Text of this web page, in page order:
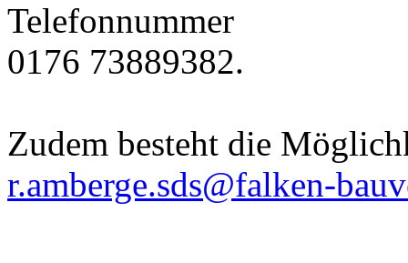
Telefonnummer
0176 73889382.
Zudem besteht die
r.amberge.sds@falken-